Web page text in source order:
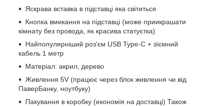
Яскрава вставка в підставці яка світиться
Кнопка вмикання на підставці (може приикрашати
кімнату без провода, як красива статуєтка)
Найпопулярніший роз'єм USB Type-C + зїємний
кабель 1 метр
Матеріал: акрил, дерево
Живлення 5V (працює через блок живлення чи від
ПаверБанку, ноутбуку)
Пакування в коробку (економія на доставці) Також